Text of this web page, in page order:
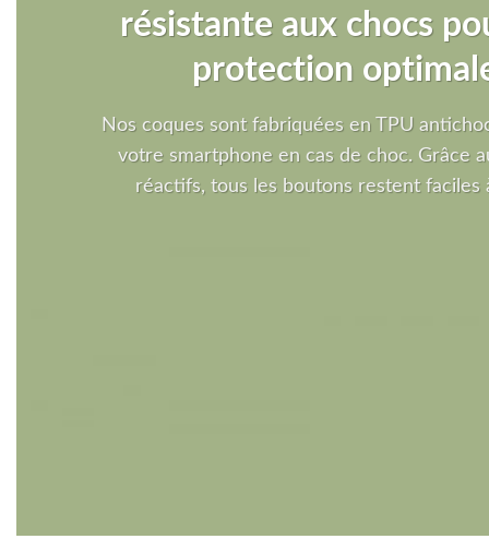
résistante aux chocs
protection
Nos coques sont fabriquées en TPU
votre smartphone en cas de choc. Grâce
réactifs, tous les boutons restent faciles